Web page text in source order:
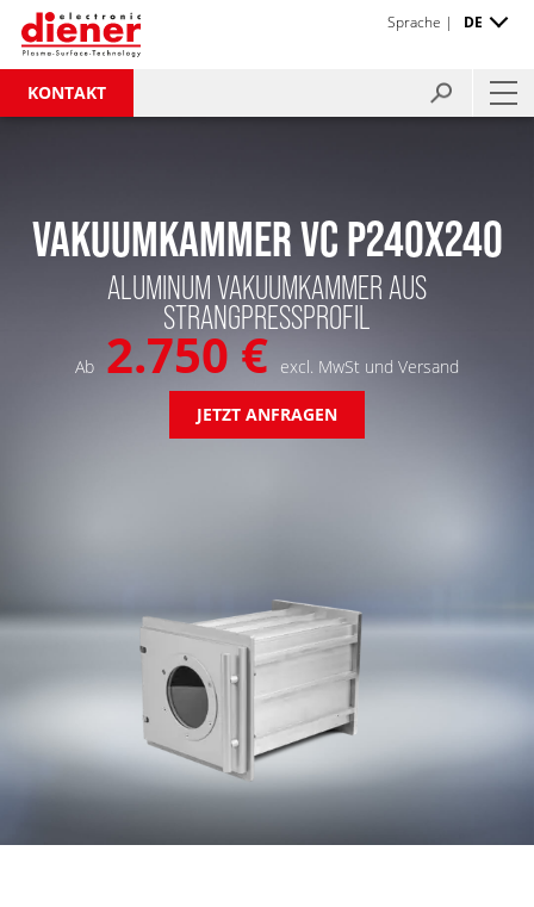
KONTAKT
Sprache | DE
VAKUUMKAMMER VC P240X240
ALUMINUM VAKUUMKAMMER AUS
STRANGPRESSPROFIL
Ab 2.750 € excl. MwSt und Versand
JETZT ANFRAGEN